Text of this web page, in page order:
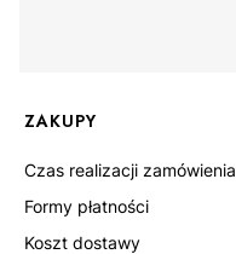
Linki w stopce
ZAKUPY
Czas realizacji zamówienia
Formy płatności
Koszt dostawy